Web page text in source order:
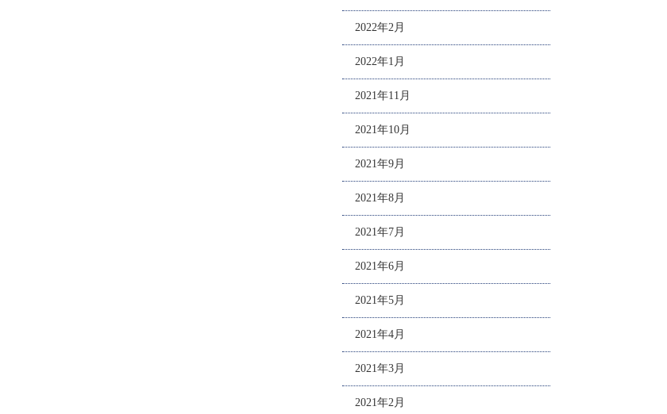
2022年2月
2022年1月
2021年11月
2021年10月
2021年9月
2021年8月
2021年7月
2021年6月
2021年5月
2021年4月
2021年3月
2021年2月